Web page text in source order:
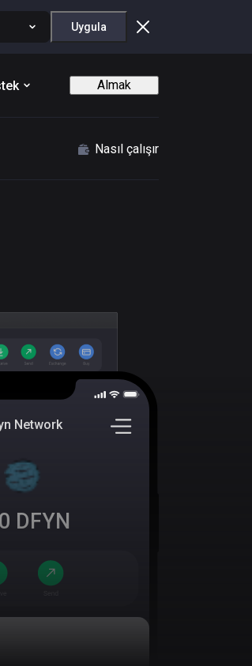
Uygula
Almak
Nasıl çalışır
Network
DFYN